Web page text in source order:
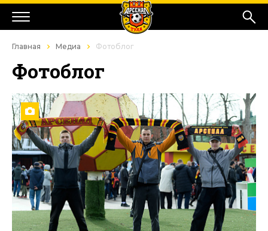
Главная Медиа Фотоблог
Фотоблог